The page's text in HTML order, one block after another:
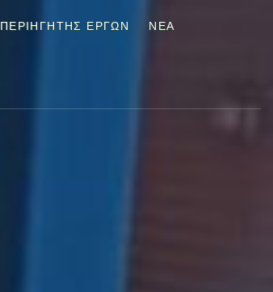
ΠΕΡΙΗΓΗΤΉΣ ΈΡΓΩΝ ΝΈΑ